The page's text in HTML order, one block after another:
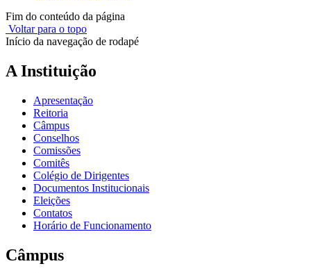
Fim do conteúdo da página
Voltar para o topo
Início da navegação de rodapé
A Instituição
Apresentação
Reitoria
Câmpus
Conselhos
Comissões
Comitês
Colégio de Dirigentes
Documentos Institucionais
Eleições
Contatos
Horário de Funcionamento
Câmpus